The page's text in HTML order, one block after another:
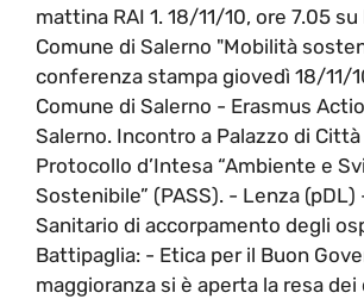
mattina RAI 1. 18/11/10, ore 7.05 su
Comune di Salerno "Mobilità
conferenza stampa giovedì 18/11/
Comune di Salerno - Erasmus
Salerno. Incontro a Palazzo di Città
Protocollo d’Intesa “Ambiente e
Sostenibile” (PASS). - Lenza (pDL)
Sanitario di accorpamento degli
Battipaglia: - Etica per il Buon
maggioranza si è aperta la resa dei